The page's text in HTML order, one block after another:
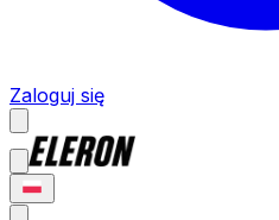
Zaloguj się